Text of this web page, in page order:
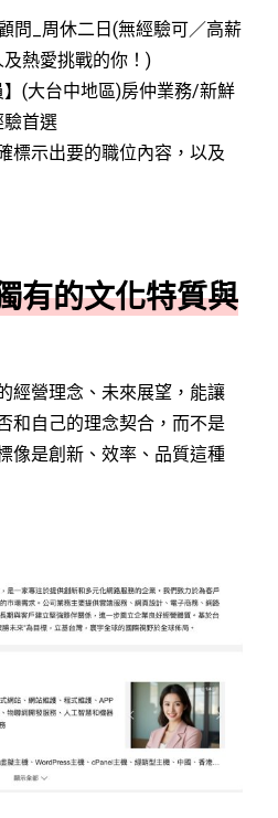
問_周休二日(無經驗可／高薪
熱愛挑戰的你！)
】(大台中地區)房仲業務/新鮮
驗首選
標示出要的職位內容，以及
有的文化特質與
經營理念、未來展望，能讓
和自己的理念契合，而不是
像是創新、效率、品質這種